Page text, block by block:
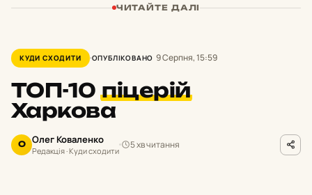
ЧИТАЙТЕ ДАЛІ
КУДИ СХОДИТИ ОПУБЛІКОВАНО 9 Серпня, 15:59
ТОП-10піцерій
Харкова
О Олег Коваленко
Редакція · Куди сходити
5 хв читання